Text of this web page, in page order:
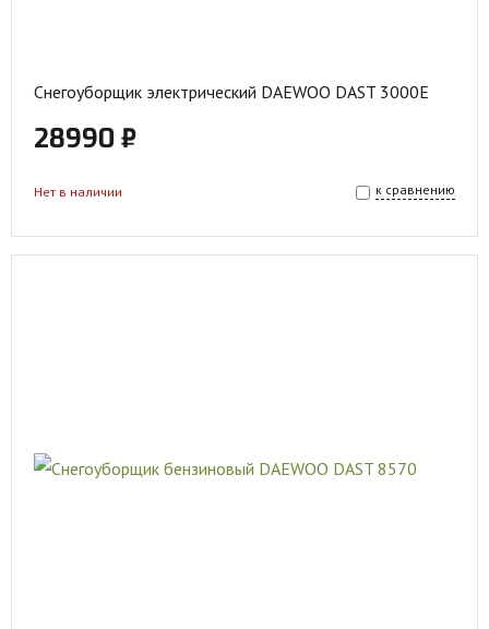
Снегоуборщик электрический DAEWOO DAST 3000E
28990 ₽
к сравнению
Нет в наличии